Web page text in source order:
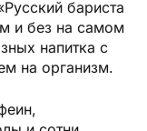
бариста
и без на самом
напитка с
на организм.